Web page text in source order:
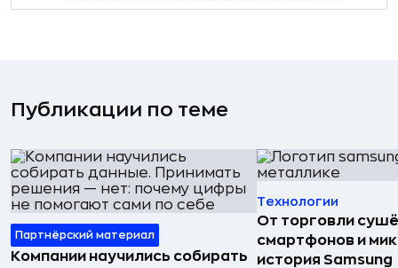
Публикации по теме
Партнёрский материал
Компании научились собирать
Технологии
От торговли
смартфонов и
история Samsung